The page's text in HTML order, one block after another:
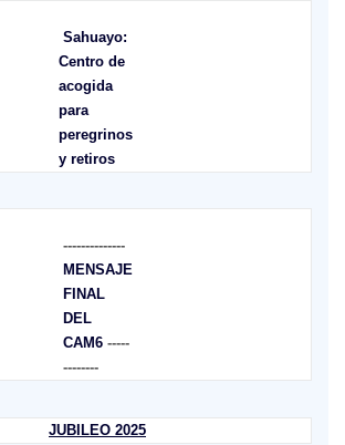
Sahuayo:
Centro de
acogida
para
peregrinos
y retiros
--------------
MENSAJE
FINAL
DEL
CAM6-----
--------
JUBILEO 2025